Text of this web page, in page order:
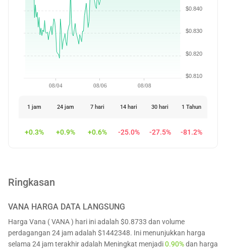
08/04 08/06 08/08
$0.810
$0.820
$0.830
$0.840
1 jam 24 jam 7 hari 14 hari 30 hari 1 Tahun
+0.3% +0.9% +0.6% -25.0% -27.5% -81.2%
Ringkasan
VANA HARGA DATA LANGSUNG
Harga Vana ( VANA ) hari ini adalah $0.8733 dan volume
perdagangan 24 jam adalah $1442348. Ini menunjukkan harga
selama 24 jam terakhir adalah Meningkat menjadi0.90%dan harga